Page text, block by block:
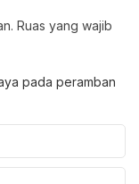
Ruas yang wajib
pada peramban